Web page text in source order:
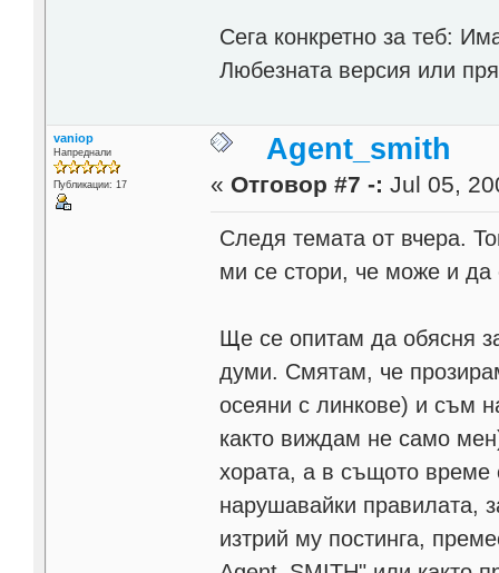
Сега конкретно за теб:
Любезната версия или
vaniop
Напреднали
Публикации: 17
Agent_smith
« Отговор #7 -: Jul 05,
Следя темата от вчера.
ми се стори, че може и да
Ще се опитам да обясня
думи. Смятам, че
осеяни с линкове) и съм
както виждам не само
хората, а в същото
нарушавайки правилата,
изтрий му постинга,